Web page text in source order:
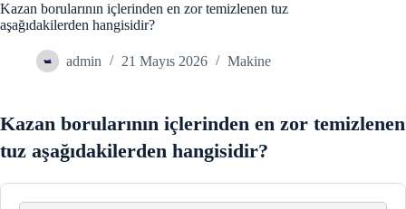
Kazan borularının içlerinden en zor temizlenen tuz
aşağıdakilerden hangisidir?
admin 21 Mayıs 2026 Makine
Kazan borularının içlerinden en zor temizlenen
tuz aşağıdakilerden hangisidir?